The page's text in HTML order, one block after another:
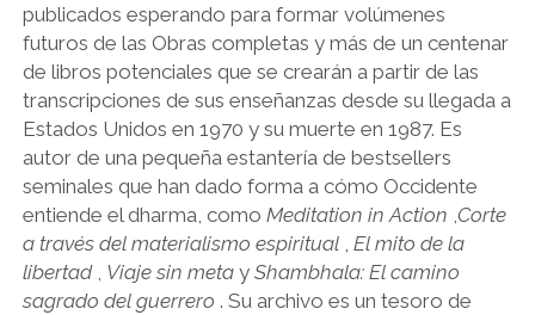
publicados esperando para formar volúmenes
futuros de las Obras completas y más de un centenar
de libros potenciales que se crearán a partir de las
transcripciones de sus enseñanzas desde su llegada a
Estados Unidos en 1970 y su muerte en 1987. Es
autor de una pequeña estantería de bestsellers
seminales que han dado forma a cómo Occidente
entiende el dharma, como Meditation in Action ,Corte
a través del materialismo espiritual, El mito de la
libertad, Viaje sin metay Shambhala: El camino
sagrado del guerrero . Su archivo es un tesoro de